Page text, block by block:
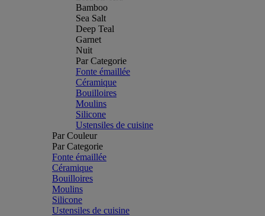
Bamboo
Sea Salt
Deep Teal
Garnet
Nuit
Par Categorie
Fonte émaillée
Céramique
Bouilloires
Moulins
Silicone
Ustensiles de cuisine
Par Couleur
Par Categorie
Fonte émaillée
Céramique
Bouilloires
Moulins
Silicone
Ustensiles de cuisine